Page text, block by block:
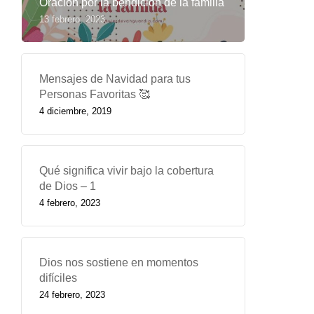
Oración por la bendición de la familia
13 febrero, 2023
Mensajes de Navidad para tus
Personas Favoritas 🥰
4 diciembre, 2019
Qué significa vivir bajo la cobertura
de Dios – 1
4 febrero, 2023
Dios nos sostiene en momentos
difíciles
24 febrero, 2023